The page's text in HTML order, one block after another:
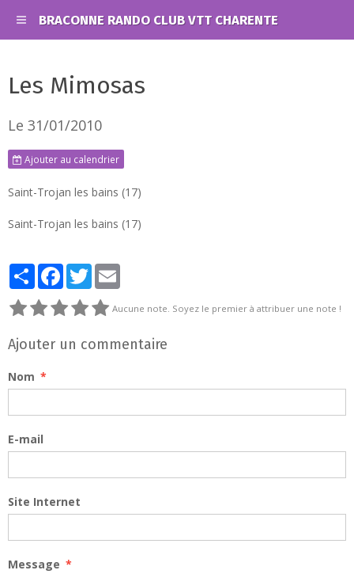
BRACONNE RANDO CLUB VTT CHARENTE
Les Mimosas
Le 31/01/2010
Ajouter au calendrier
Saint-Trojan les bains (17)
Saint-Trojan les bains (17)
PartagerFacebook
Twitter
Aucune note. Soyez le premier à attribuer une note !
Ajouter un commentaire
Nom
E-mail
Site Internet
Message